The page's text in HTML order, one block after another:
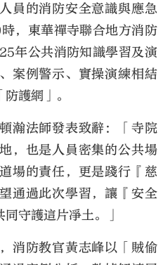
員的消防安全意識與應急
，東華禪寺聯合地方消防
年公共消防知識學習及演
案例警示、實操演練相結
護網」。
瀚法師發表致辭：「寺院
，也是人員密集的公共場
場的責任，更是踐行『慈
通過此次學習，讓『安全
守護這片凈土。」
消防教官黃志峰以「賊偷